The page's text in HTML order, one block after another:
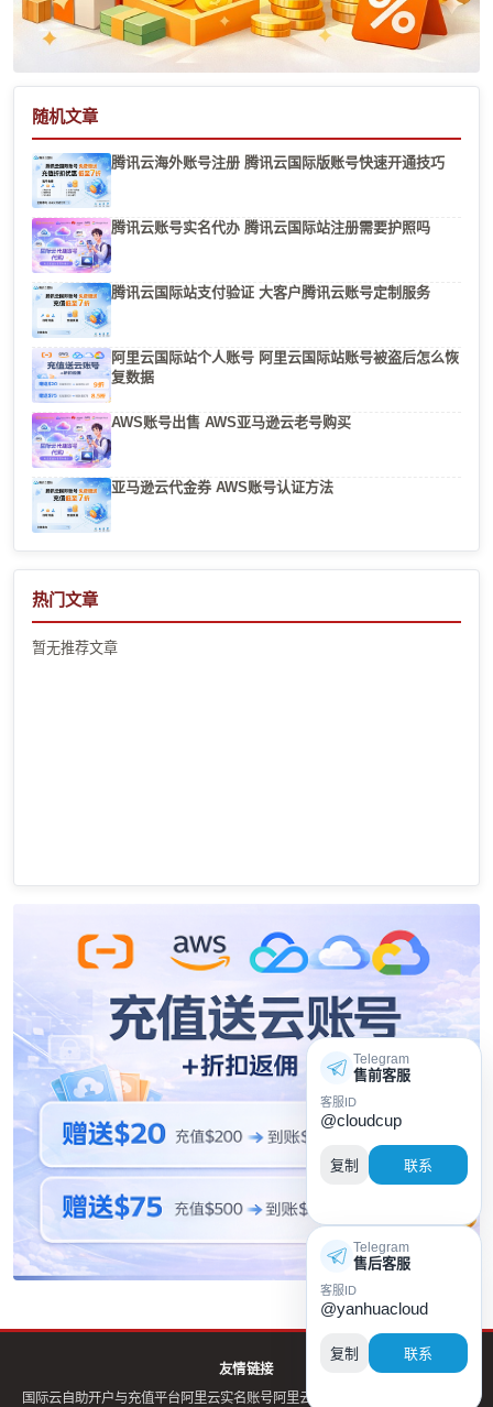
随机文章
腾讯云海外账号注册 腾讯云国际版账号快速开通技巧
腾讯云账号实名代办 腾讯云国际站注册需要护照吗
腾讯云国际站支付验证 大客户腾讯云账号定制服务
阿里云国际站个人账号 阿里云国际站账号被盗后怎么恢
复数据
AWS账号出售 AWS亚马逊云老号购买
亚马逊云代金券 AWS账号认证方法
热门文章
暂无推荐文章
友情链接
国际云自助开户与充值平台阿里云实名账号阿里云账号
Telegram
售前客服
客服ID
@cloudcup
复制 联系
Telegram
售后客服
客服ID
@yanhuacloud
复制 联系